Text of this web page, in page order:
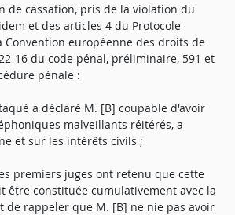
de cassation, pris de la violation du
et des articles 4 du Protocole
Convention européenne des droits de
16 du code pénal, préliminaire, 591 et
pénale :
a déclaré M. [B] coupable d'avoir
malveillants réitérés, a
et sur les intérêts civils ;
premiers juges ont retenu que cette
être constituée cumulativement avec la
de rappeler que M. [B] ne nie pas avoir